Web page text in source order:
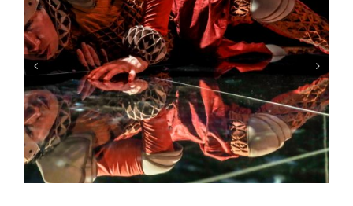
Diplomado de circo y Diplomado de Escenotecnia 2025